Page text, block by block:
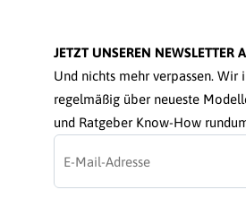
JETZT UNSEREN NEWSLETTER
Und nichts mehr verpassen. Wir
regelmäßig über neueste
und Ratgeber Know-How